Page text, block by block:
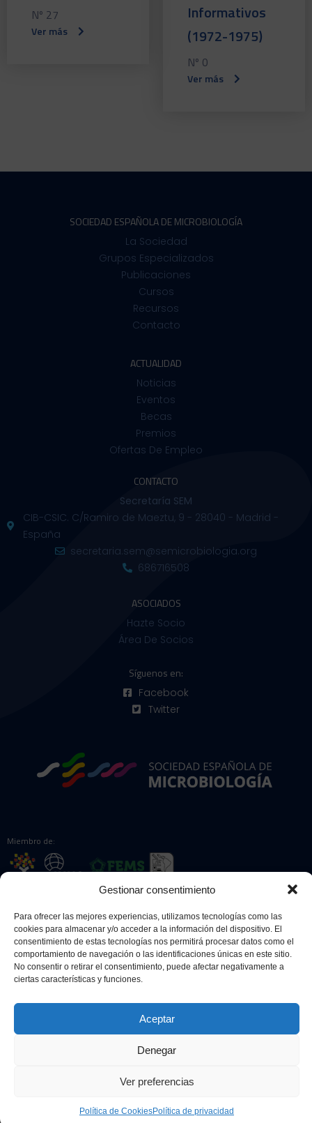
Gestionar consentimiento
Para ofrecer las mejores experiencias, utilizamos tecnologías como las
cookies para almacenar y/o acceder a la información del dispositivo. El
consentimiento de estas tecnologías nos permitirá procesar datos como el
comportamiento de navegación o las identificaciones únicas en este sitio.
No consentir o retirar el consentimiento, puede afectar negativamente a
ciertas características y funciones.
Aceptar
Denegar
Ver preferencias
Política de CookiesPolítica de privacidad
Nº 27
Ver más
Informativos
(1972-1975)
Nº 0
Ver más
Miembro de:
Colaboradores:
SOCIEDAD ESPAÑOLA DE MICROBIOLOGÍA
La Sociedad
Grupos Especializados
Publicaciones
Cursos
Recursos
Contacto
ACTUALIDAD
Noticias
Eventos
Becas
Premios
Ofertas De Empleo
CONTACTO
Secretaría SEM
CIB-CSIC. C/Ramiro de Maeztu, 9 - 28040 - Madrid -
España
secretaria.sem@semicrobiologia.org
686716508
ASOCIADOS
Hazte Socio
Área De Socios
Síguenos en:
Facebook
Twitter
© 2026 Sociedad Española de Microbiología. Todos los derechos
Política de cookies